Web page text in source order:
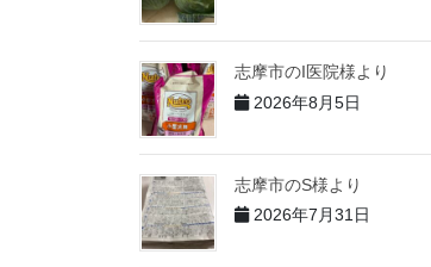
志摩市のI医院様より
2026年8月5日
志摩市のS様より
2026年7月31日